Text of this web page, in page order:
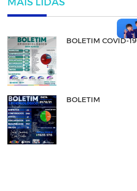
BOLETIM COVID-19
BOLETIM